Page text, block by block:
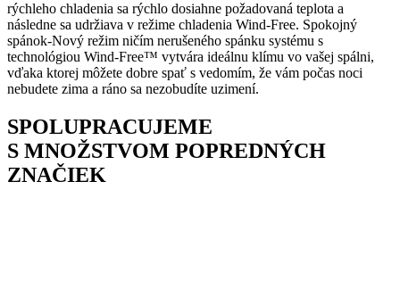
rýchleho chladenia sa rýchlo dosiahne požadovaná teplota a
následne sa udržiava v režime chladenia Wind-Free. Spokojný
spánok-Nový režim ničím nerušeného spánku systému s
technológiou Wind-Free™ vytvára ideálnu klímu vo vašej spálni,
vďaka ktorej môžete dobre spať s vedomím, že vám počas noci
nebudete zima a ráno sa nezobudíte uzimení.
SPOLUPRACUJEME
S MNOŽSTVOM POPREDNÝCH
ZNAČIEK